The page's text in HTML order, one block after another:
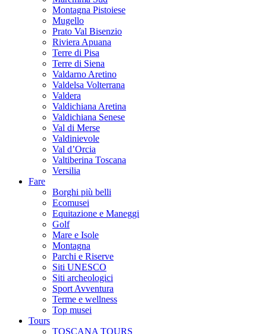
Montagna Pistoiese
Mugello
Prato Val Bisenzio
Riviera Apuana
Terre di Pisa
Terre di Siena
Valdarno Aretino
Valdelsa Volterrana
Valdera
Valdichiana Aretina
Valdichiana Senese
Val di Merse
Valdinievole
Val d’Orcia
Valtiberina Toscana
Versilia
Fare
Borghi più belli
Ecomusei
Equitazione e Maneggi
Golf
Mare e Isole
Montagna
Parchi e Riserve
Siti UNESCO
Siti archeologici
Sport Avventura
Terme e wellness
Top musei
Tours
TOSCANA TOURS